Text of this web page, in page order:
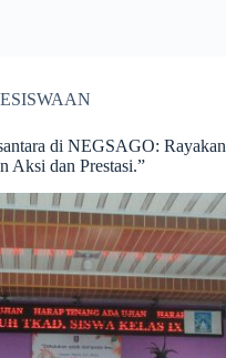
di NEGSAGO: Rayakan
Aksi dan Prestasi.”